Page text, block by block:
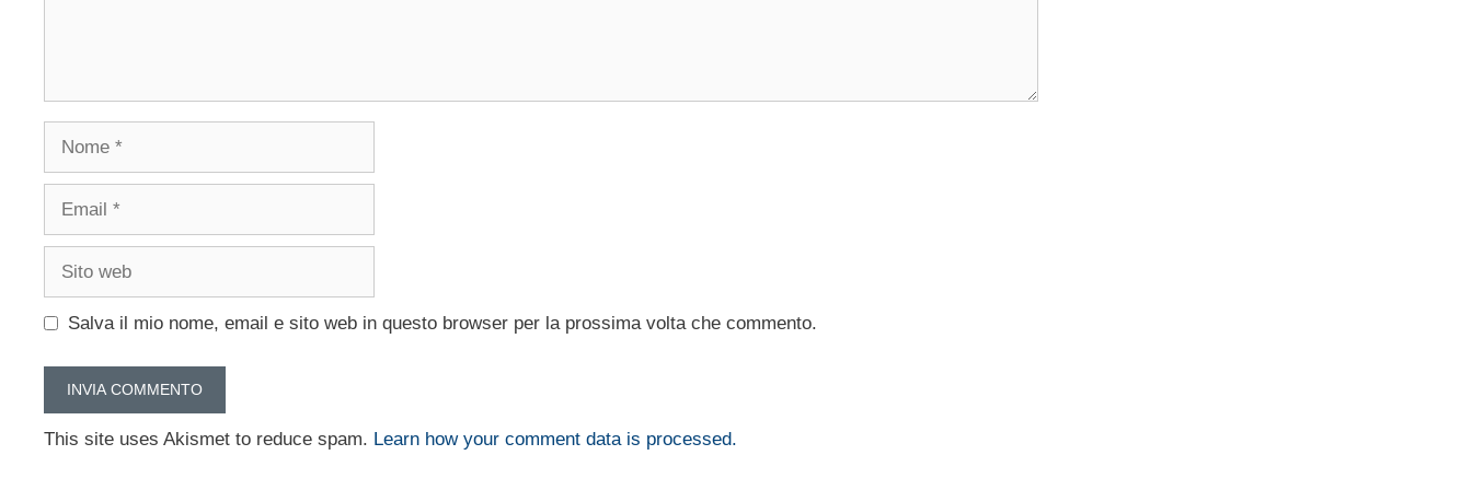
Nome
Email
Sito
Salva il mio nome, email e sito web in questo browser per la prossima volta che commento.
This site uses Akismet to reduce spam. Learn how your comment data is processed.